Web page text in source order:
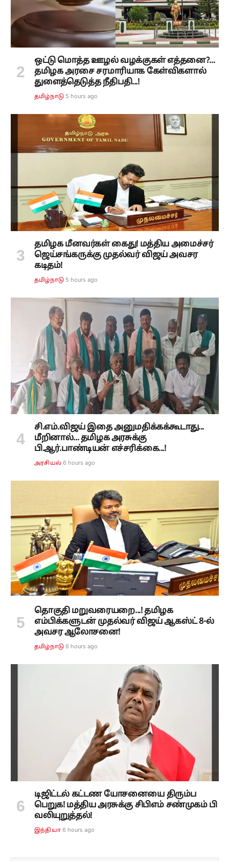
ஒட்டு மொத்த ஊழல் வழக்குகள் எத்தனை?...
தமிழக அரசை சரமாரியாக கேள்விகளால்
துளைத்தெடுத்த நீதிபதி...!
தமிழ்நாடு 5 hours ago
தமிழக மீனவர்கள் கைது! மத்திய அமைச்சர்
ஜெய்சங்கருக்கு முதல்வர் விஜய் அவசர
கடிதம்!
தமிழ்நாடு 5 hours ago
சி.எம்.விஜய் இதை அனுமதிக்கக்கூடாது...
மீறினால்... தமிழக அரசுக்கு
பி.ஆர்.பாண்டியன் எச்சரிக்கை...!
அரசியல் 6 hours ago
தொகுதி மறுவரையறை...! தமிழக
எம்பிக்களுடன் முதல்வர் விஜய் ஆகஸ்ட் 8-ல்
அவசர ஆலோசனை!
தமிழ்நாடு 6 hours ago
டிஜிட்டல் கட்டண யோசனையை திரும்ப
பெறுக! மத்திய அரசுக்கு சிபிஎம் சண்முகம் பி
வலியுறுத்தல்!
இந்தியா 6 hours ago